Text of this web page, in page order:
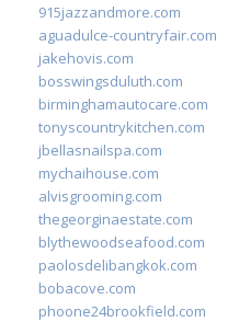
915jazzandmore.com
aguadulce-countryfair.com
jakehovis.com
bosswingsduluth.com
birminghamautocare.com
tonyscountrykitchen.com
jbellasnailspa.com
mychaihouse.com
alvisgrooming.com
thegeorginaestate.com
blythewoodseafood.com
paolosdelibangkok.com
bobacove.com
phoone24brookfield.com